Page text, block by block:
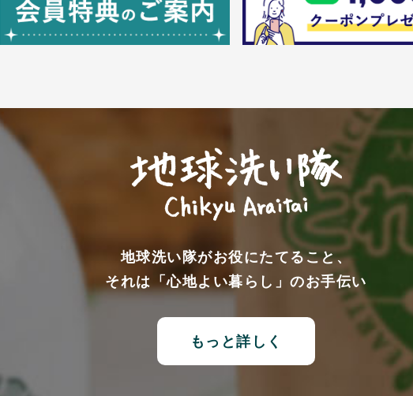
地球洗い隊がお役にたてること、
それは「心地よい暮らし」のお手伝い
もっと詳しく